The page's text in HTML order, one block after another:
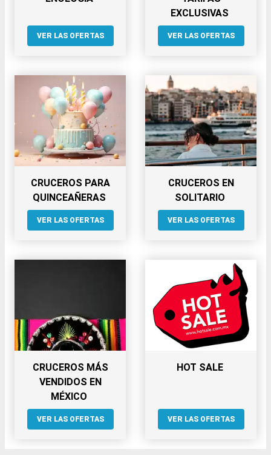
VER LAS OFERTAS
EXCLUSIVAS
VER LAS OFERTAS
CRUCEROS PARA
QUINCEAÑERAS
VER LAS OFERTAS
CRUCEROS EN
SOLITARIO
VER LAS OFERTAS
CRUCEROS MÁS
VENDIDOS EN
MÉXICO
VER LAS OFERTAS
HOT SALE
VER LAS OFERTAS